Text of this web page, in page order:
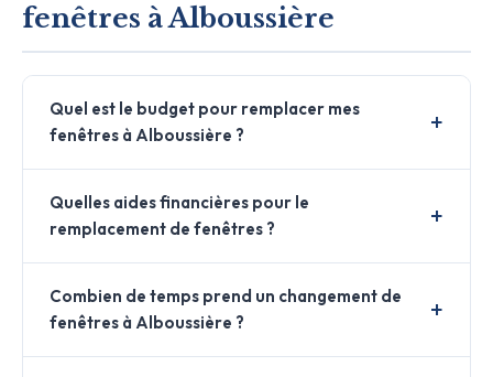
fenêtres à Alboussière
Quel est le budget pour remplacer mes
fenêtres à Alboussière ?
Quelles aides financières pour le
remplacement de fenêtres ?
Combien de temps prend un changement de
fenêtres à Alboussière ?